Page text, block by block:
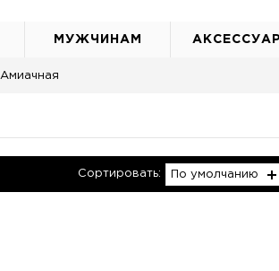
МУЖЧИНАМ
Амиачная
Сортировать: По умолчанию